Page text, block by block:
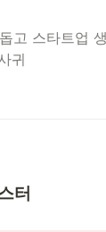
고 스타트업
귀
터